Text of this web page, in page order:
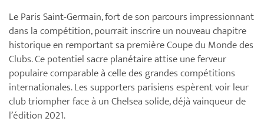
Le Paris Saint-Germain, fort de son parcours impressionnant
dans la compétition, pourrait inscrire un nouveau chapitre
historique en remportant sa première Coupe du Monde des
Clubs. Ce potentiel sacre planétaire attise une ferveur
populaire comparable à celle des grandes compétitions
internationales. Les supporters parisiens espèrent voir leur
club triompher face à un Chelsea solide, déjà vainqueur de
l’édition 2021.